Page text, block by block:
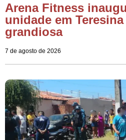
Arena Fitness
unidade em
grandiosa
7 de agosto de 2026